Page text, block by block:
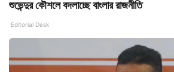
শুভেন্দুর কৌশলে বদলাচ্ছে বাংলার রাজনীতি
Editorial Desk